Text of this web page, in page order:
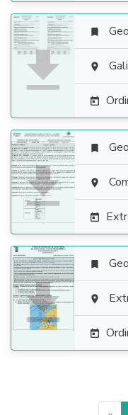











